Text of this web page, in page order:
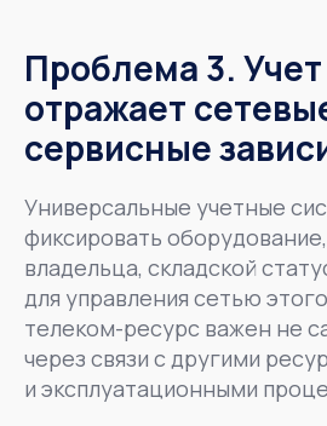
Проблема 3.
отражает
сервисные
Универсальные учетные
фиксировать
владельца, складской
для управления сетью
телеком-ресурс важен не
через связи с другими
и эксплуатационными